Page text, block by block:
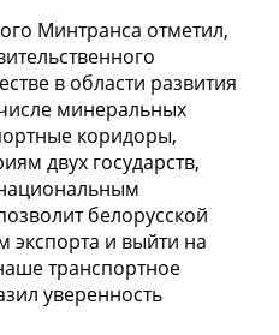
Минтранса отметил,
в области развития
минеральных
коридоры,
двух государств,
белорусской
экспорта и выйти на
транспортное
уверенность